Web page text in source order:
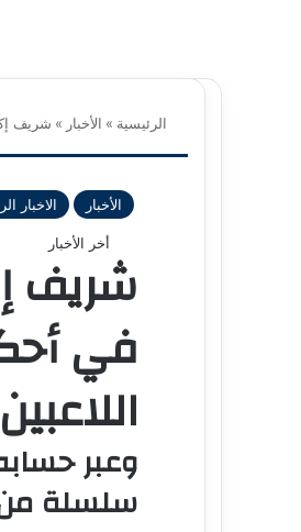
الرئيسية » الأخبار » شريف
الأخبار الاخبار
أخر الأخبار
شريف
في
اللاعبين
وعبر
سلسلة من